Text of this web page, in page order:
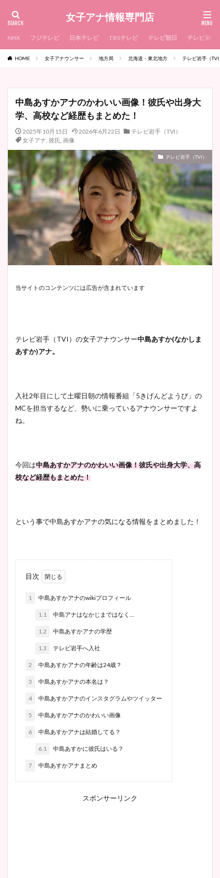
女子アナ情報専門店
NHK フジテレビ 日本テレビ TBSテレビ テレビ朝日 テレビ東京
HOME 女子アナウンサー 地方局 北海道・東北地方 テレビ岩手（TVI
中島あすかアナのかわいい画像！彼氏や出身大
学、高校など経歴もまとめた！
2025年10月15日 2026年6月22日
テレビ岩手（TVI）
女子アナ, 彼氏, 画像
テレビ岩手（TVI）
当サイトのコンテンツには広告が含まれています
テレビ岩手（TVI）の女子アナウンサー中島あすか(なかしま
あすか)アナ。
入社2年目にして土曜日朝の情報番組「5きげんどようび」の
MCを担当するなど、勢いに乗っているアナウンサーですよ
ね。
今回は中島あすかアナのかわいい画像！彼氏や出身大学、高
校など経歴もまとめた！
という事で中島あすかアナの気になる情報をまとめました！
目次
1 中島あすかアナのwikiプロフィール
1.1 中島アナはなかじまではなく…
1.2 中島あすかアナの学歴
1.3 テレビ岩手へ入社
2 中島あすかアナの年齢は24歳？
3 中島あすかアナの本名は？
4 中島あすかアナのインスタグラムやツイッター
5 中島あすかアナのかわいい画像
6 中島あすかアナは結婚してる？
6.1 中島あすかに彼氏はいる？
7 中島あすかアナまとめ
スポンサーリンク